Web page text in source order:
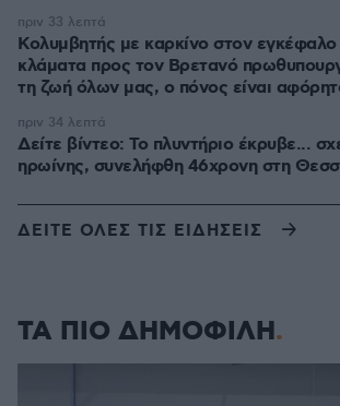
Κολυμβητής με καρκίνο στον
κλάματα προς τον Βρετανό
τη ζωή όλων μας, ο πόνος είναι
πριν 33 λεπτά
Δείτε βίντεο: Το πλυντήριο έκρυβε...
ηρωίνης, συνελήφθη 46χρονη στη
πριν 34 λεπτά
ΔΕΙΤΕ ΟΛΕΣ ΤΙΣ ΕΙΔΗΣΕΙΣ
ΤΑ ΠΙΟ ΔΗΜΟΦΙΛΗ